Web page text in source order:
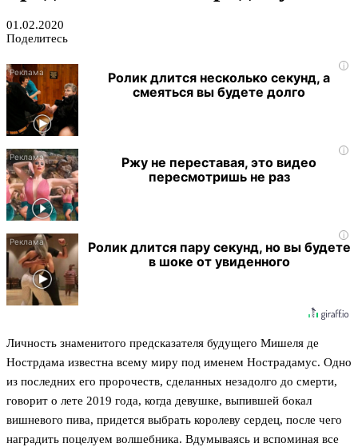
01.02.2020
Поделитесь
i
Ролик длится несколько секунд, а
смеяться вы будете долго
i
Ржу не переставая, это видео
пересмотришь не раз
i
Ролик длится пару секунд, но вы будете
в шоке от увиденного
Личность знаменитого предсказателя будущего Мишеля де
Нострдама известна всему миру под именем Нострадамус. Одно
из последних его пророчеств, сделанных незадолго до смерти,
говорит о лете 2019 года, когда девушке, выпившей бокал
вишневого пива, придется выбрать королеву сердец, после чего
наградить поцелуем волшебника. Вдумываясь и вспоминая все